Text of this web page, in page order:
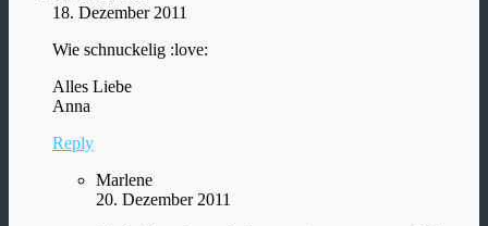
18. Dezember 2011
Wie schnuckelig :love:
Alles Liebe
Anna
Reply
Marlene
20. Dezember 2011